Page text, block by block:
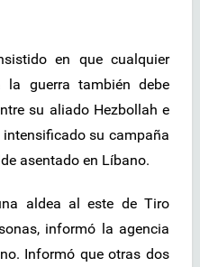
en que cualquier
guerra también debe
su aliado Hezbollah e
su campaña
asentado en Líbano.
aldea al este de Tiro
informó la agencia
Informó que otras dos